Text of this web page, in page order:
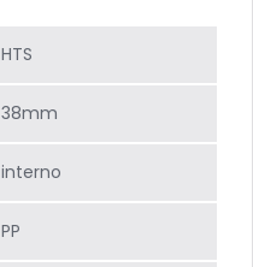
HTS
38mm
interno
PP